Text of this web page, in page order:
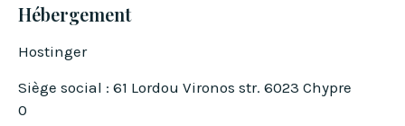
Hébergement
Hostinger
Siège social : 61 Lordou Vironos str. 6023 Chypre
0